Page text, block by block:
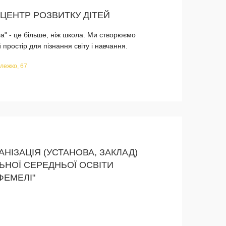
РОЗВИТКУ ДІТЕЙ
- це більше, ніж школа. Ми створюємо
для пізнання світу і навчання.
67
(УСТАНОВА, ЗАКЛАД)
СЕРЕДНЬОЇ ОСВІТИ